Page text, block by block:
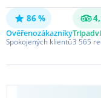
86 %
Ověřenozákazníky
Spokojených klientů3 565